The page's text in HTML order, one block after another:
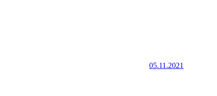
05.11.2021